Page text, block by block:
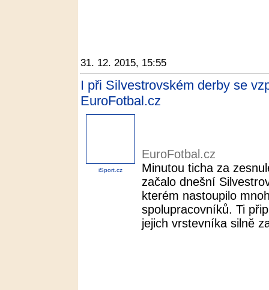
31. 12. 2015, 15:55
I při Silvestrovském derby se
EuroFotbal.cz
iSport.cz
EuroFotbal.cz
Minutou ticha za
začalo dnešní
kterém nastoupilo
spolupracovníků. Ti
jejich vrstevníka silně